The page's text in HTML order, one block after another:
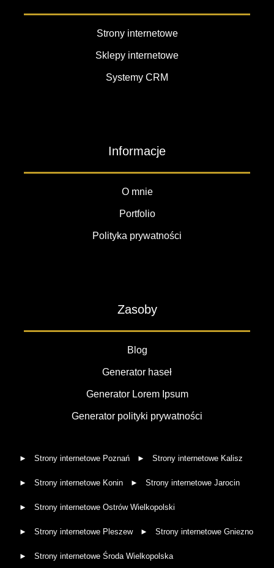
Strony internetowe
Sklepy internetowe
Systemy CRM
Informacje
O mnie
Portfolio
Polityka prywatności
Zasoby
Blog
Generator haseł
Generator Lorem Ipsum
Generator polityki prywatności
Strony internetowe Poznań Strony internetowe Kalisz
Strony internetowe Konin Strony internetowe Jarocin
Strony internetowe Ostrów Wielkopolski
Strony internetowe Pleszew Strony internetowe Gniezno
Strony internetowe Środa Wielkopolska